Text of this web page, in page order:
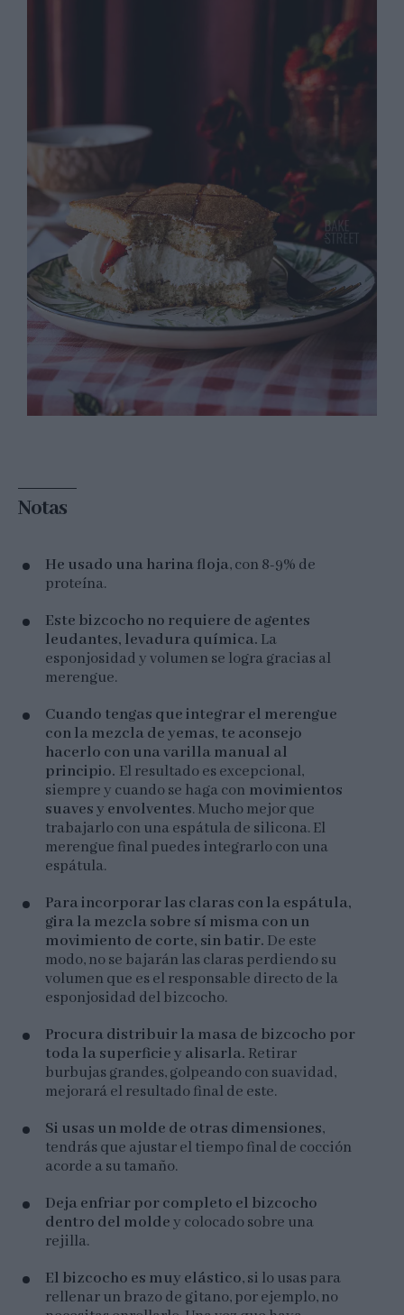
Notas
He usado una harina floja, con 8-9% de
proteína.
Este bizcocho no requiere de agentes
leudantes, levadura química. La
esponjosidad y volumen se logra gracias al
merengue.
Cuando tengas que integrar el merengue
con la mezcla de yemas, te aconsejo
hacerlo con una varilla manual al
principio. El resultado es excepcional,
siempre y cuando se haga con movimientos
suaves y envolventes. Mucho mejor que
trabajarlo con una espátula de silicona. El
merengue final puedes integrarlo con una
espátula.
Para incorporar las claras con la espátula,
gira la mezcla sobre sí misma con un
movimiento de corte, sin batir. De este
modo, no se bajarán las claras perdiendo su
volumen que es el responsable directo de la
esponjosidad del bizcocho.
Procura distribuir la masa de bizcocho por
toda la superficie y alisarla. Retirar
burbujas grandes, golpeando con suavidad,
mejorará el resultado final de este.
Si usas un molde de otras dimensiones,
tendrás que ajustar el tiempo final de cocción
acorde a su tamaño.
Deja enfriar por completo el bizcocho
dentro del moldey colocado sobre una
rejilla.
El bizcocho es muy elástico, si lo usas para
rellenar un brazo de gitano, por ejemplo, no